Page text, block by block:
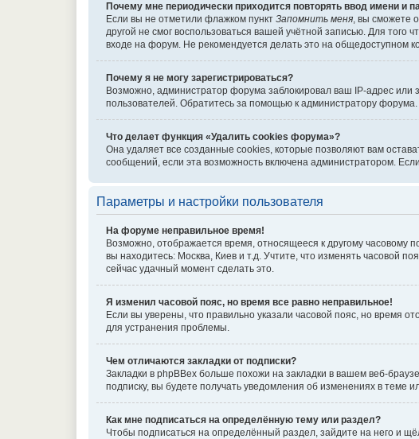
Почему мне периодически приходится повторять ввод имени и
Если вы не отметили флажком пункт Запомнить меня, вы сможете
другой не смог воспользоваться вашей учётной записью. Для
входе на форум. Не рекомендуется делать это на общедоступном
Почему я не могу зарегистрироваться?
Возможно, администратор форума заблокировал ваш IP-адрес или
пользователей. Обратитесь за помощью к администратору форума.
Что делает функция «Удалить cookies форума»?
Она удаляет все созданные cookies, которые позволяют вам
сообщений, если эта возможность включена администратором.
Параметры и настройки пользователя
На форуме неправильное время!
Возможно, отображается время, относящееся к другому часовому
вы находитесь: Москва, Киев и т.д. Учтите, что изменять часовой
сейчас удачный момент сделать это.
Я изменил часовой пояс, но время все равно неправильное!
Если вы уверены, что правильно указали часовой пояс, но время
для устранения проблемы.
Чем отличаются закладки от подписки?
Закладки в phpBBex больше похожи на закладки в вашем веб-
подписку, вы будете получать уведомления об изменениях в
Как мне подписаться на определённую тему или раздел?
Чтобы подписаться на определённый раздел, зайдите на него и